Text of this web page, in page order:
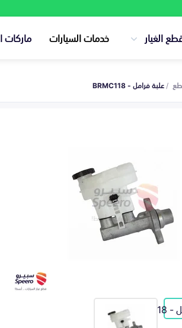
الغيار خدمات السيارات ماركات
علبة فرامل - BRMC118